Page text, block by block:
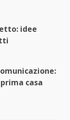
idee
casa